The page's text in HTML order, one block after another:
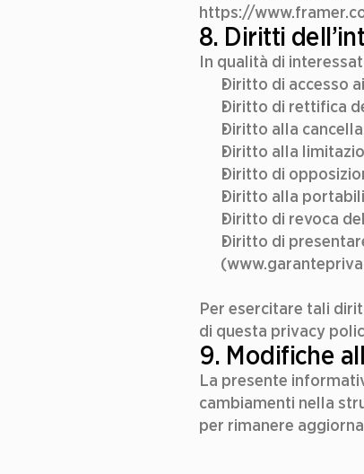
https://
8. Diritti
In qualità di
Diritto di accesso
Diritto di rettifica
Diritto alla
Diritto alla
Diritto di
Diritto alla
Diritto di revoca
Diritto di
Per esercitare tali
di questa privacy
9. Modifiche
La presente
cambiamenti nella
per rimanere